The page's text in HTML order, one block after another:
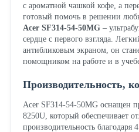
с ароматной чашкой кофе, а
готовый помочь в решении
Acer SF314-54-50MG–
сердце с первого взгляда.
антибликовым экраном, он
помощником на работе и в
Производительность,
Acer SF314-54-50MG оснащен
8250U, который обеспечивает
производительность